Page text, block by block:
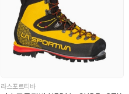
라스포르티바